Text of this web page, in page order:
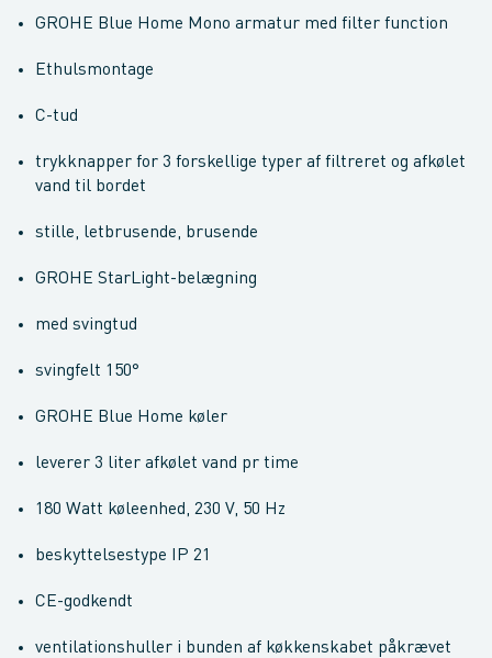
GROHE Blue Home Mono armatur med filter function
Ethulsmontage
C-tud
trykknapper for 3 forskellige typer af filtreret og afkølet
vand til bordet
stille, letbrusende, brusende
GROHE StarLight-belægning
med svingtud
svingfelt 150°
GROHE Blue Home køler
leverer 3 liter afkølet vand pr time
180 Watt køleenhed, 230 V, 50 Hz
beskyttelsestype IP 21
CE-godkendt
ventilationshuller i bunden af køkkenskabet påkrævet